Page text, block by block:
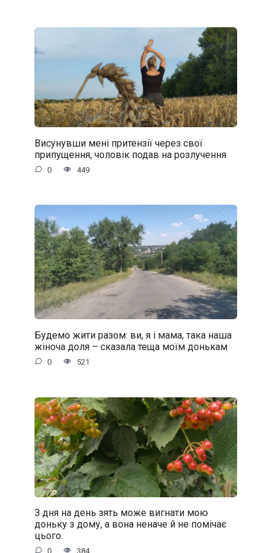
Висунувши мені притензії через свої
припущення, чоловік подав на розлучення
0 449
Будемо жити разом: ви, я і мама, така наша
жіноча доля – сказала теща моїм донькам
0 521
З дня на день зять може вигнати мою
доньку з дому, а вона неначе й не помічає
цього.
0 384